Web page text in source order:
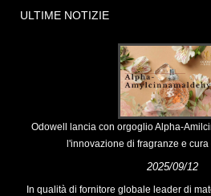
ULTIME NOTIZIE
Odowell lancia con orgoglio Alpha-
l'innovazione di fragranze e
2025/09/12
In qualità di fornitore globale leader di